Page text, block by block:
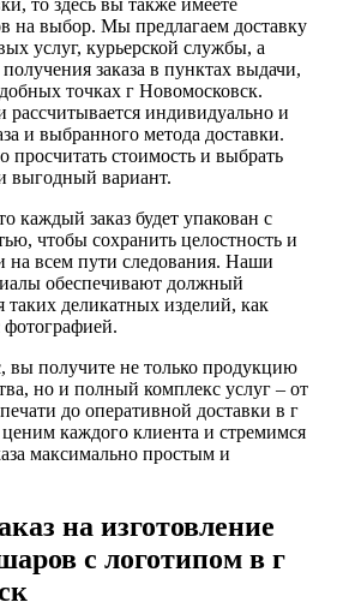
то здесь вы также имеете
на выбор. Мы предлагаем доставку
услуг, курьерской службы, а
заказа в пунктах выдачи,
точках г Новомосковск.
рассчитывается индивидуально и
и выбранного метода доставки.
просчитать стоимость и выбрать
выгодный вариант.
каждый заказ будет упакован с
чтобы сохранить целостность и
на всем пути следования. Наши
обеспечивают должный
таких деликатных изделий, как
вы получите не только продукцию
но и полный комплекс услуг – от
до оперативной доставки в г
каждого клиента и стремимся
максимально простым и
на изготовление
с логотипом в г